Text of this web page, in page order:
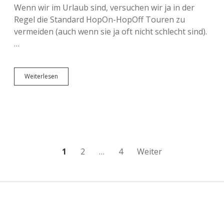
Wenn wir im Urlaub sind, versuchen wir ja in der
Regel die Standard HopOn-HopOff Touren zu
vermeiden (auch wenn sie ja oft nicht schlecht sind).
…
Weiterlesen
on
Seitennummerierung
1 2 … 4 Weiter